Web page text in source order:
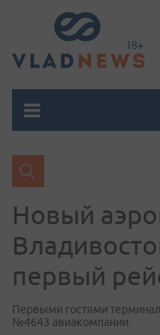
Новый
первый
Первыми гостями
№4643 авиакомпании